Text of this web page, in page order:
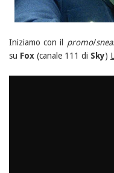
Iniziamo con il promo/
su Fox (canale 111 di Sky)